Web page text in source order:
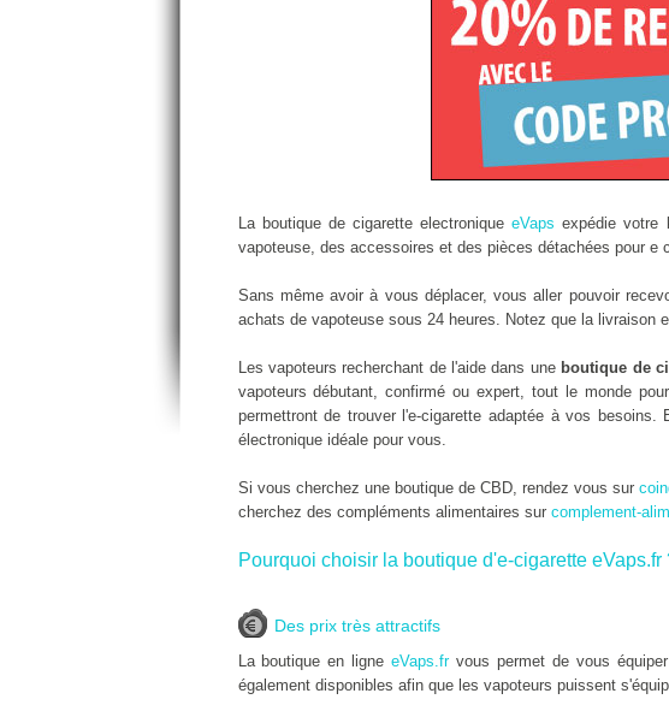
La boutique de cigarette electroniqueeVaps expédie votre
vapoteuse, des accessoires et des pièces détachées pour e
Sans même avoir à vous déplacer, vous aller pouvoir
achats de vapoteuse sous 24 heures. Notez que la livraison
Les vapoteurs recherchant de l'aide dans une boutique de
vapoteurs débutant, confirmé ou expert, tout le monde
permettront de trouver l'e-cigarette adaptée à vos
électronique idéale pour vous.
Si vous cherchez une boutique de CBD, rendez vous sur
cherchez des compléments alimentaires sur complement-
Pourquoi choisir la boutique d'e-cigarette eVaps.fr
Des prix très attractifs
La boutique en ligneeVaps.frvous permet de vous
également disponibles afin que les vapoteurs puissent